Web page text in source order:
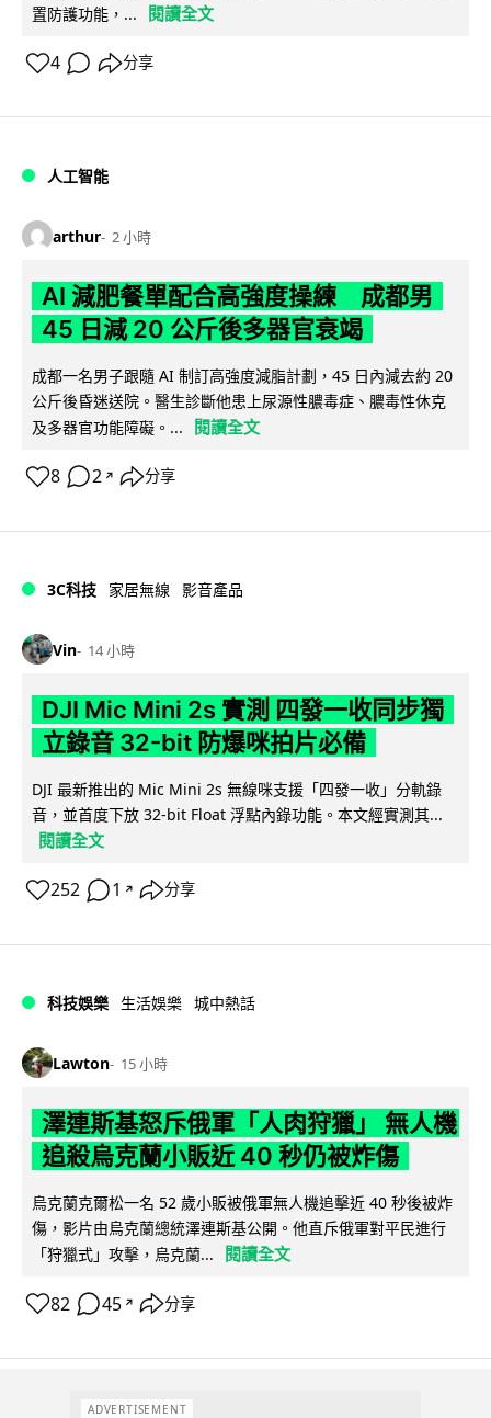
置防護功能，...
閱讀全文
4 分享
人工智能
arthur 2 小時
AI 減肥餐單配合高強度操練 成都男
45 日減 20 公斤後多器官衰竭
成都一名男子跟隨 AI 制訂高強度減脂計劃，45 日內減去約 20
公斤後昏迷送院。醫生診斷他患上尿源性膿毒症、膿毒性休克
及多器官功能障礙。...
閱讀全文
8 2 ↗ 分享
3C科技 家居無線 影音產品
Vin 14 小時
DJI Mic Mini 2s 實測 四發一收同步獨
立錄音 32-bit 防爆咪拍片必備
DJI 最新推出的 Mic Mini 2s 無線咪支援「四發一收」分軌錄
音，並首度下放 32-bit Float 浮點內錄功能。本文經實測其...
閱讀全文
252 1 ↗ 分享
科技娛樂 生活娛樂 城中熱話
Lawton 15 小時
澤連斯基怒斥俄軍「人肉狩獵」 無人機
追殺烏克蘭小販近 40 秒仍被炸傷
烏克蘭克爾松一名 52 歲小販被俄軍無人機追擊近 40 秒後被炸
傷，影片由烏克蘭總統澤連斯基公開。他直斥俄軍對平民進行
「狩獵式」攻擊，烏克蘭...
閱讀全文
82 45 ↗ 分享
ADVERTISEMENT